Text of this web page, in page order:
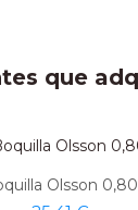
que
Olsson 0,80